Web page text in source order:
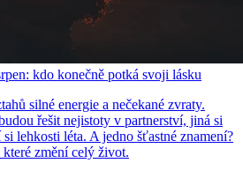
kdo konečně potká svoji lásku
silné energie a nečekané zvraty.
řešit nejistoty v partnerství, jiná si
lehkosti léta. A jedno šťastné znamení?
které změní celý život.